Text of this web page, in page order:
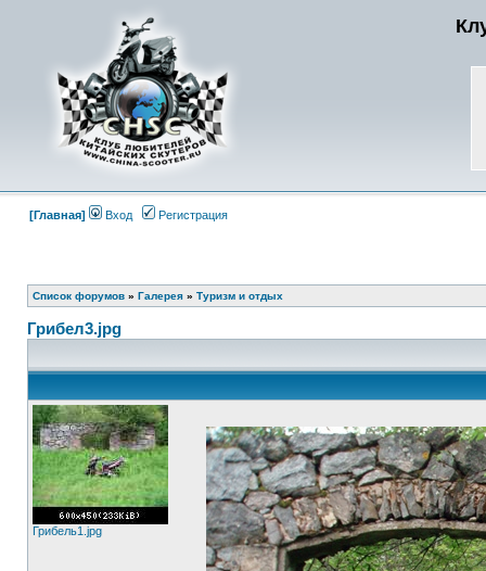
[Главная] Вход Регистрация
Список форумов » Галерея » Туризм и отдых
Грибел3.jpg
Грибель1.jpg